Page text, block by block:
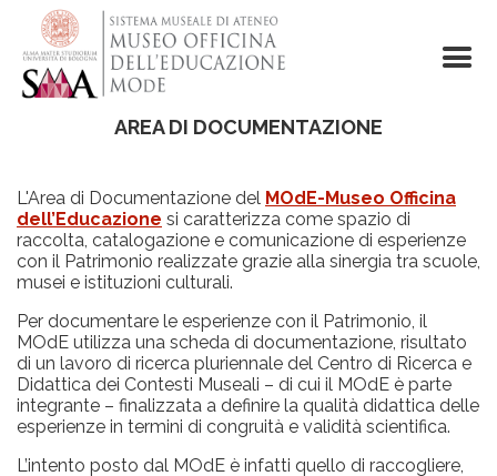
contenuto
principale
AREA DI DOCUMENTAZIONE
L'Area di Documentazione del MOdE-Museo Officina
dell’Educazione si caratterizza come spazio di
raccolta, catalogazione e comunicazione di esperienze
con il Patrimonio realizzate grazie alla sinergia tra scuole,
musei e istituzioni culturali.
Per documentare le esperienze con il Patrimonio, il
MOdE utilizza una scheda di documentazione, risultato
di un lavoro di ricerca pluriennale del Centro di Ricerca e
Didattica dei Contesti Museali – di cui il MOdE è parte
integrante – finalizzata a definire la qualità didattica delle
esperienze in termini di congruità e validità scientifica.
L’intento posto dal MOdE è infatti quello di raccogliere,